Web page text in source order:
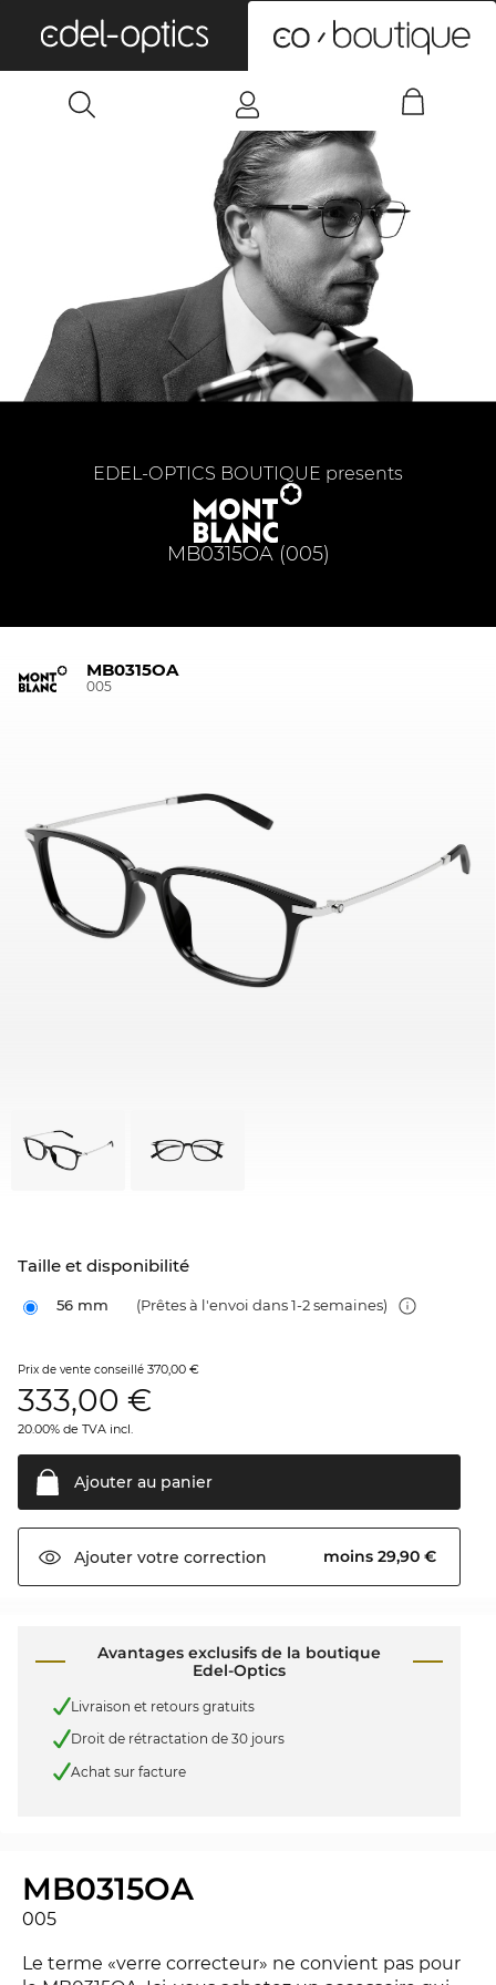
MB0315OA (005)
EDEL-OPTICS BOUTIQUE presents
MB0315OA
005
Taille et disponibilité
56 mm (Prêtes à l'envoi dans 1-2 semaines)
Prix de vente conseillé 370,00 €
333,00 €
20.00% de TVA incl.
Ajouter au panier
Ajouter votre correction moins 29,90 €
Avantages exclusifs de la boutique
Edel-Optics
Livraison et retours gratuits
Droit de rétractation de 30 jours
Achat sur facture
MB0315OA
005
Le terme «verre correcteur» ne convient pas pour